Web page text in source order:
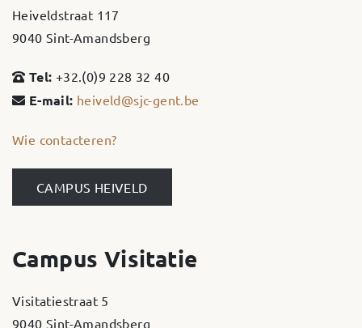
Heiveldstraat 117
9040 Sint-Amandsberg
Tel: +32.(0)9 228 32 40
E-mail: heiveld@sjc-gent.be
Wie contacteren?
CAMPUS HEIVELD
Campus Visitatie
Visitatiestraat 5
9040 Sint-Amandsberg